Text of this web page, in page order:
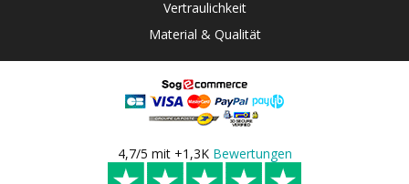
Vertraulichkeit
Material & Qualität
4,7/5 mit +1,3K Bewertungen